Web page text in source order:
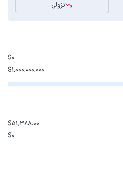
نزولی
$0
$1,000,000,000
$51,388.00
$0